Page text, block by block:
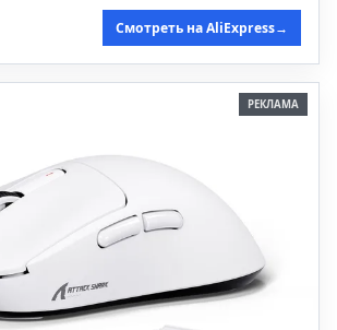
Смотреть на AliExpress→
РЕКЛАМА